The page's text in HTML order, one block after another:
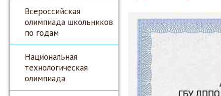
Всероссийская
олимпиада школьников
по годам
Национальная
технологическая
олимпиада